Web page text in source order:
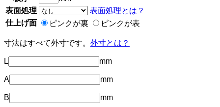
表面処理
表面処理とは？
仕上げ面
ピンクが裏 ピンクが表
寸法はすべて外寸です。 外寸とは？
L mm
A mm
B mm